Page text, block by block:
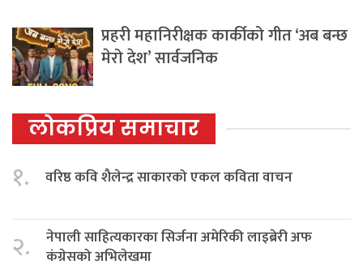
प्रहरी महानिरीक्षक कार्कीको गीत ‘अब बन्छ
मेरो देश’ सार्वजनिक
लोकप्रिय समाचार
१. वरिष्ठ कवि शैलेन्द्र साकारको एकल कविता वाचन
२.
नेपाली साहित्यकारका सिर्जना अमेरिकी लाइब्रेरी अफ
कंग्रेसको अभिलेखमा